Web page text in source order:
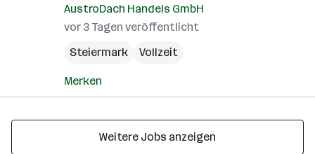
AustroDach Handels GmbH
vor 3 Tagen veröffentlicht
Steiermark
Vollzeit
Merken
Weitere Jobs anzeigen